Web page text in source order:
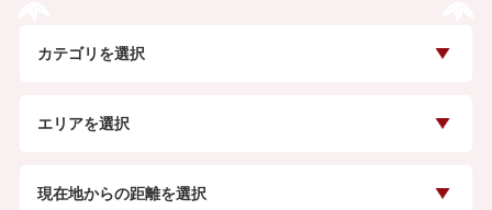
カテゴリを選択
エリアを選択
現在地からの距離を選択